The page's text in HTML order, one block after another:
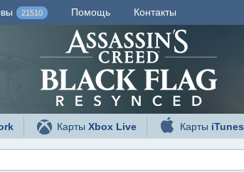
21510 Помощь Контакты
КартыXbox Live Карты iTunes